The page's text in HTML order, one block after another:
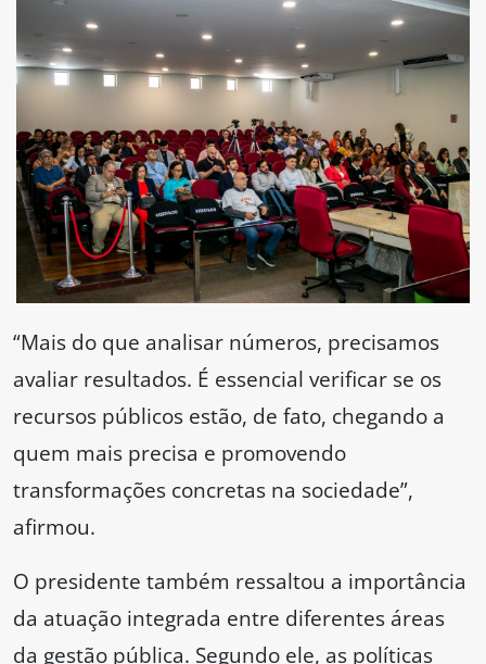
“Mais do que analisar números, precisamos
avaliar resultados. É essencial verificar se os
recursos públicos estão, de fato, chegando a
quem mais precisa e promovendo
transformações concretas na sociedade”,
afirmou.
O presidente também ressaltou a importância
da atuação integrada entre diferentes áreas
da gestão pública. Segundo ele, as políticas